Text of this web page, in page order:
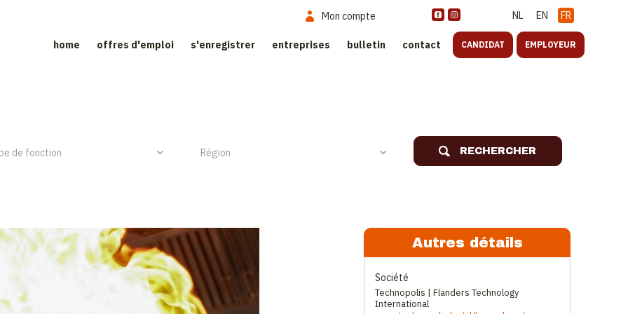
NL EN FR
Mon compte
home offres d'emploi s'enregistrer entreprises bulletin contact CANDIDAT EMPLOYEUR
RECHERCHER
Autres détails
Société
Technopolis | Flanders Technology
International